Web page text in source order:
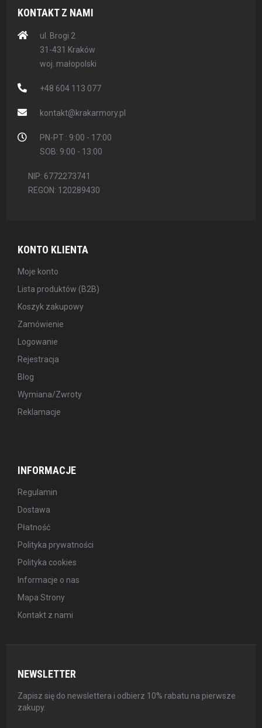
KONTAKT Z NAMI
ul. Brogi 2
31-431 Kraków
woj. małopolski
+48 604 113 077
kontakt@krakarmory.pl
PN-PT : 9:00 - 17:00
SOB: 9:00 - 13:00
NIP: 6772273741
REGON: 120289430
KONTO KLIENTA
Moje konto
Lista produktów (B2B)
Koszyk zakupowy
Zamówienie
Logowanie
Rejestracja
Blog
Wymiana/Zwroty
Reklamacje
INFORMACJE
Regulamin
Dostawa
Płatność
Polityka prywatności
Polityka cookies
Informacje o nas
Mapa Strony
Kontakt z nami
NEWSLETTER
Zapisz się do newslettera i odbierz 10% rabatu na pierwsze
zakupy.